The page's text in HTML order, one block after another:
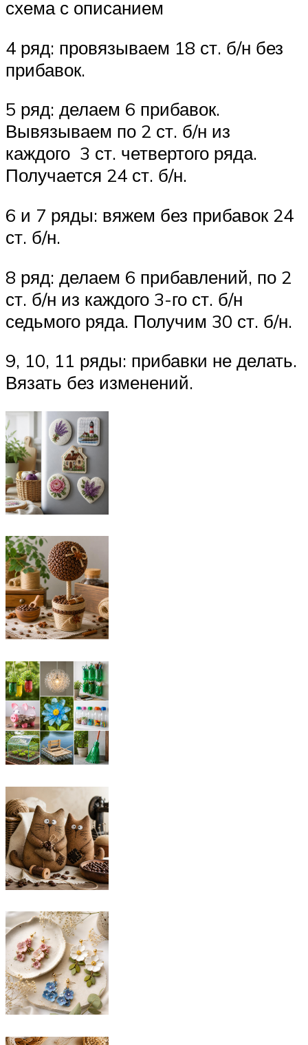
схема с описанием
4 ряд: провязываем 18 ст. б/н без
прибавок.
5 ряд: делаем 6 прибавок.
Вывязываем по 2 ст. б/н из
каждого 3 ст. четвертого ряда.
Получается 24 ст. б/н.
6 и 7 ряды: вяжем без прибавок 24
ст. б/н.
8 ряд: делаем 6 прибавлений, по 2
ст. б/н из каждого 3-го ст. б/н
седьмого ряда. Получим 30 ст. б/н.
9, 10, 11 ряды: прибавки не делать.
Вязать без изменений.